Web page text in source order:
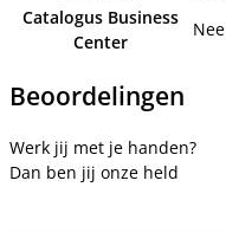
Catalogus Business
Center
Nee
Beoordelingen
Werk jij met je handen?
Dan ben jij onze held